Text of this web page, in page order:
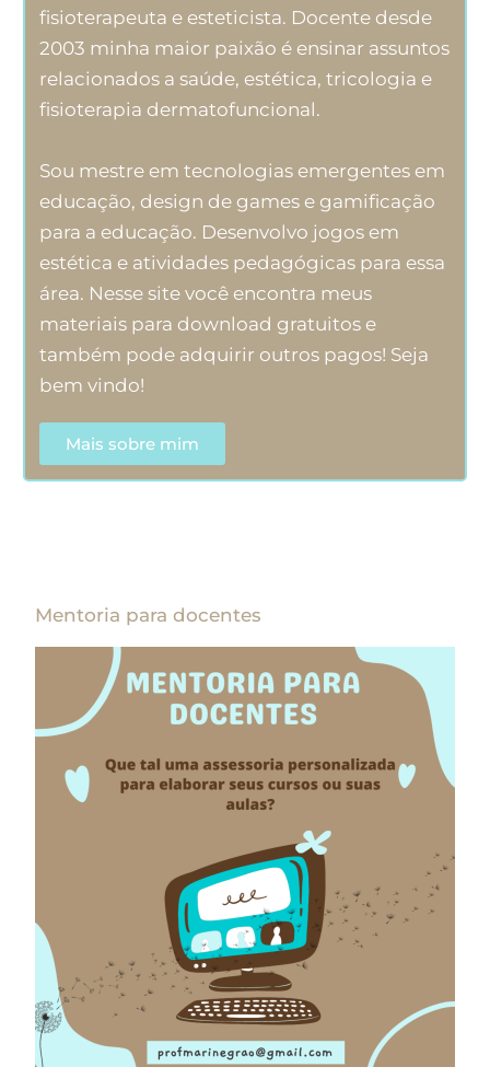
fisioterapeuta e esteticista. Docente desde
2003 minha maior paixão é ensinar assuntos
relacionados a saúde, estética, tricologia e
fisioterapia dermatofuncional.
Sou mestre em tecnologias emergentes em
educação, design de games e gamificação
para a educação. Desenvolvo jogos em
estética e atividades pedagógicas para essa
área. Nesse site você encontra meus
materiais para download gratuitos e
também pode adquirir outros pagos! Seja
bem vindo!
Mais sobre mim
Mentoria para docentes